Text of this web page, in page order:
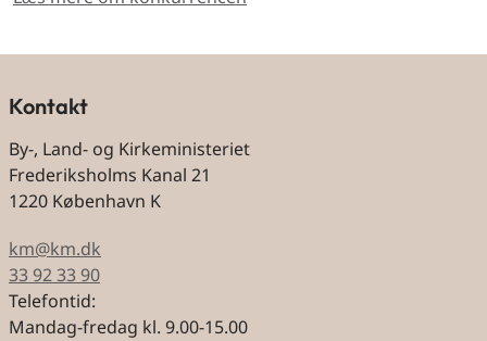
Kontakt
By-, Land- og Kirkeministeriet
Frederiksholms Kanal 21
1220 København K
km@km.dk
33 92 33 90
Telefontid:
Mandag-fredag kl. 9.00-15.00